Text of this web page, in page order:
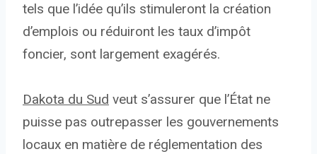
tels que l’idée qu’ils stimuleront la création
d’emplois ou réduiront les taux d’impôt
foncier, sont largement exagérés.
Dakota du Sud veut s’assurer que l’État ne
puisse pas outrepasser les gouvernements
locaux en matière de réglementation des